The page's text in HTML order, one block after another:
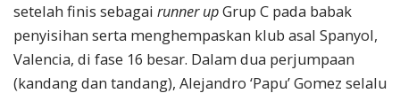
setelah finis sebagai runner upGrup C pada babak
penyisihan serta menghempaskan klub asal Spanyol,
Valencia, di fase 16 besar. Dalam dua perjumpaan
(kandang dan tandang), Alejandro ‘Papu’ Gomez selalu